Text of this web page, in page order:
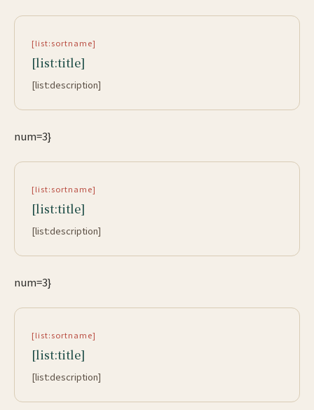
[list:sortname]
[list:title]
[list:description]
num=3}
[list:sortname]
[list:title]
[list:description]
num=3}
[list:sortname]
[list:title]
[list:description]